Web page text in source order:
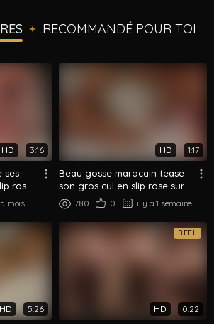
✦ RECOMMANDÉ POUR TOI
HD 3:16
ses
rose,
mois
HD 1:17
Beau gosse marocain tease
son gros cul en slip rose sur
le lit780 0 il y a 1 semaine
HD 5:26
REEL
HD 0:22